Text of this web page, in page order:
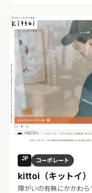
JP コーポレート
kittoi（キットイ）
障がいの有無にかかわ